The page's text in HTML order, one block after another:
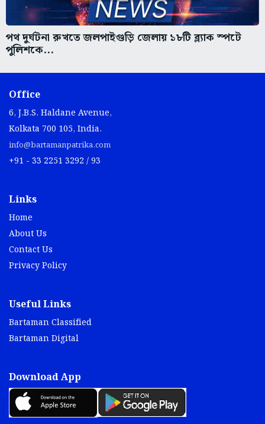
পথ দুর্ঘটনা রুখতে জলপাইগুড়ি জেলায় ১৮টি ব্ল্যাক স্পটে
পুলিশকে...
Office
6, J.B.S. Haldane Avenue,
Kolkata 700 105, India.
info@bartamanpatrika.com
+91 - 33 2251 3292 / 93
Links
Home
About Us
Contact Us
Privacy Policy
Useful Links
Bartaman Classified
Bartaman Digital
Download App